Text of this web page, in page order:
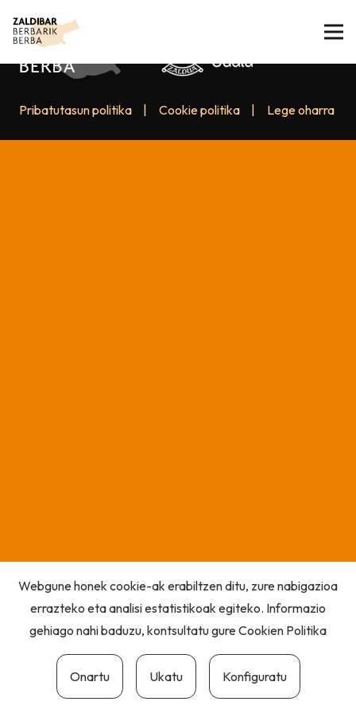
Pribatutasun politika Cookie politika Lege oharra
Webgune honek cookie-ak erabiltzen ditu, zure nabigazioa
errazteko eta analisi estatistikoak egiteko. Informazio
gehiago nahi baduzu, kontsultatu gureCookien Politika
Onartu Ukatu Konfiguratu